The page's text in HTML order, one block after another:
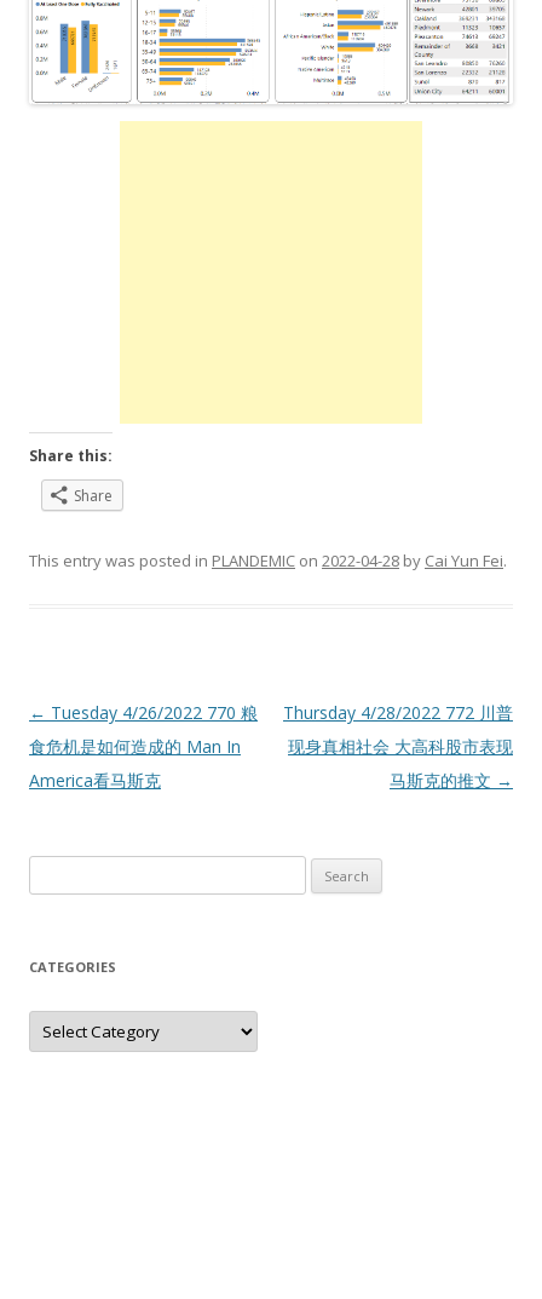
Share this:
Share
This entry was posted in PLANDEMIC on 2022-04-28 by Cai Yun Fei.
Post
navigation
← Tuesday 4/26/2022 770 粮
食危机是如何造成的 Man In
America看马斯克
Thursday 4/28/2022 772 川普
现身真相社会 大高科股市表现
马斯克的推文 →
for:
CATEGORIES
Categories